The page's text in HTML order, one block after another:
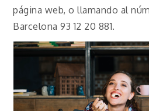
página web, o llamando al
Barcelona 93 12 20 881.